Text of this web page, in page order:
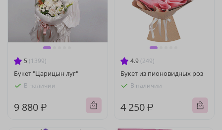
5 (1399)
Букет "Царицын луг"
В наличии
9 880 ₽
4.9 (249)
Букет из пионовидных роз
В наличии
4 250 ₽